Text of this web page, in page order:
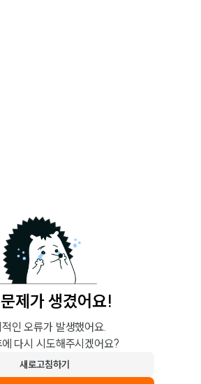
제가 생겼어요!
인 오류가 발생했어요.
다시 시도해주시겠어요?
새로고침하기